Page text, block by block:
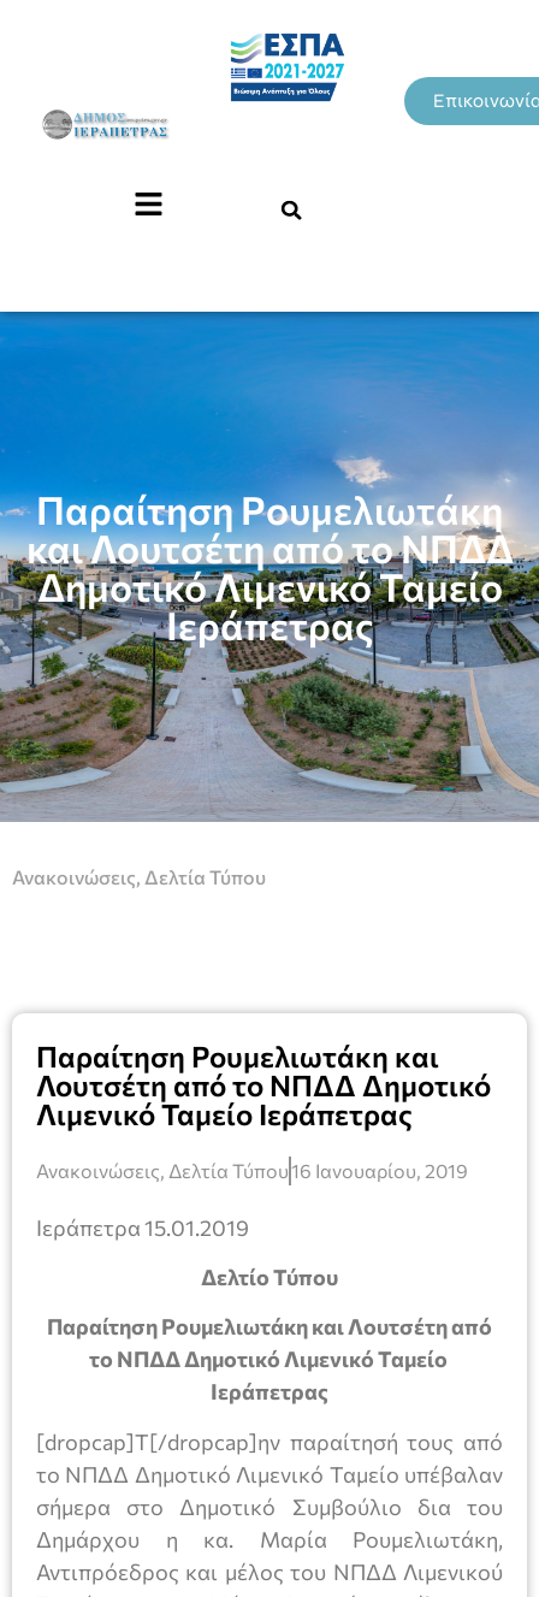
Παραίτηση Ρουμελιωτάκη
και Λουτσέτη από το ΝΠΔΔ
Δημοτικό Λιμενικό Ταμείο
Ιεράπετρας
Ανακοινώσεις Δελτία Τύπου
Παραίτηση Ρουμελιωτάκη και
Λουτσέτη από το ΝΠΔΔ Δημοτικό
Λιμενικό Ταμείο Ιεράπετρας
Ανακοινώσεις Δελτία Τύπου16 Ιανουαρίου, 2019
Ιεράπετρα 15.01.2019
Δελτίο Τύπου
Παραίτηση Ρουμελιωτάκη και Λουτσέτη από
το ΝΠΔΔ Δημοτικό Λιμενικό Ταμείο
Ιεράπετρας
[dropcap]Τ[/dropcap]ην παραίτησή τους από
το ΝΠΔΔ Δημοτικό Λιμενικό Ταμείο υπέβαλαν
σήμερα στο Δημοτικό Συμβούλιο δια του
Δημάρχου η κα. Μαρία Ρουμελιωτάκη,
Αντιπρόεδρος και μέλος του ΝΠΔΔ Λιμενικού